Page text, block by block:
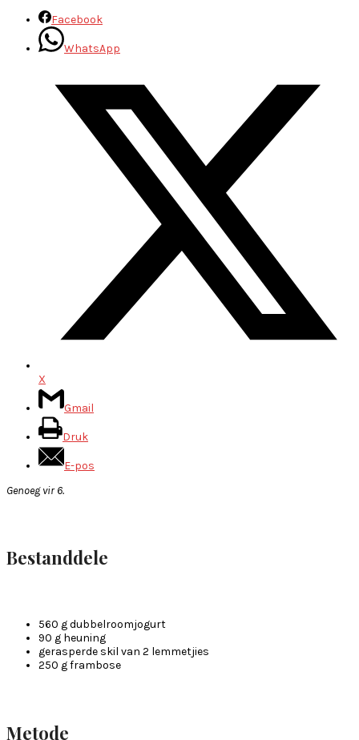
Facebook
WhatsApp
X
Gmail
Druk
E-pos
Genoeg vir 6.
Bestanddele
560 g dubbelroomjogurt
90 g heuning
gerasperde skil van 2 lemmetjies
250 g frambose
Metode